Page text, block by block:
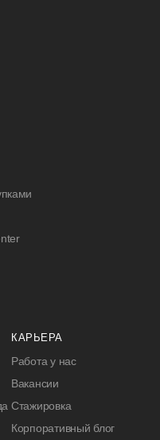
КАРЬЕРА
Работа у нас
Вакансии
Стажировка
Корпоративный блог